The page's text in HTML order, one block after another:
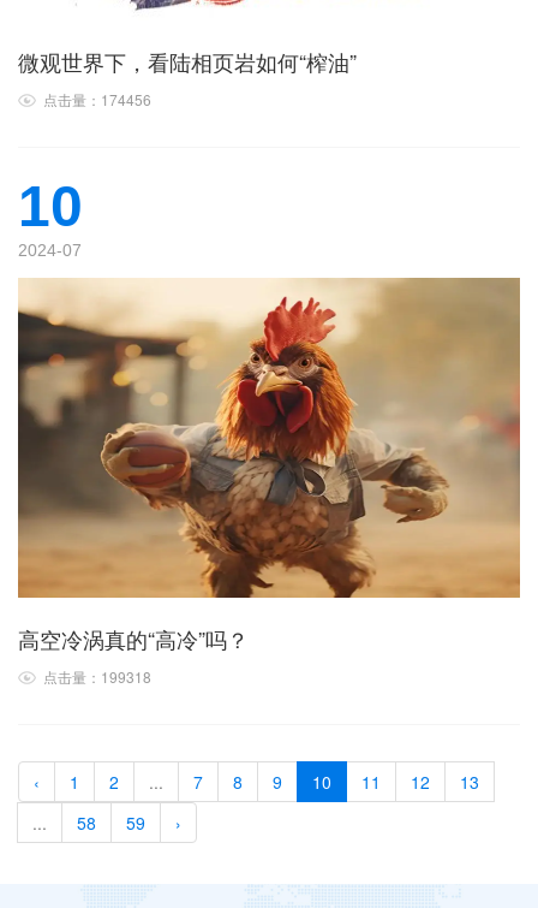
微观世界下，看陆相页岩如何“榨油”
点击量：174456
10
2024-07
高空冷涡真的“高冷”吗？
点击量：199318
‹ 1 2 ... 7 8 9 10 11 12
13
...
58 59 ›